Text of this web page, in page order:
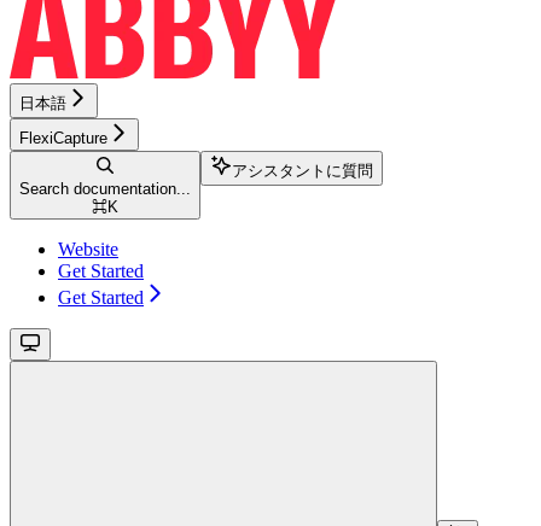
日本語
FlexiCapture
Search documentation...
⌘K
アシスタントに質問
Website
Get Started
Get Started